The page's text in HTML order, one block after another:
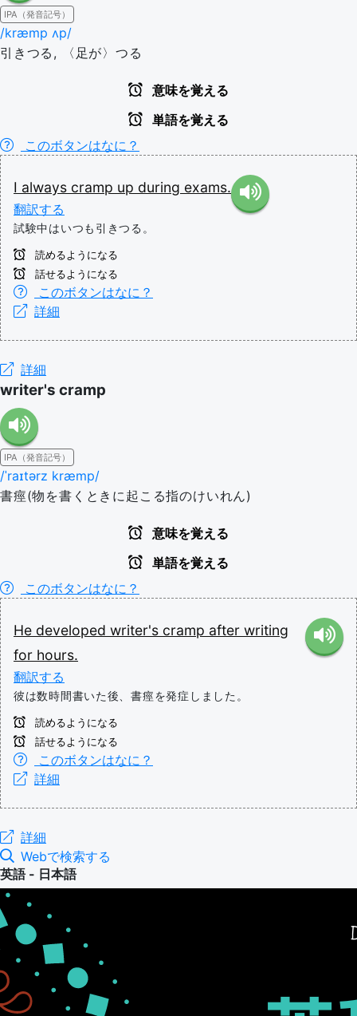
IPA（発音記号）
/kræmp ʌp/
引きつる, 〈足が〉つる
意味を覚える
単語を覚える
このボタンはなに？
I always cramp up during exams.
翻訳する
試験中はいつも引きつる。
読めるようになる
話せるようになる
このボタンはなに？
詳細
詳細
writer's cramp
IPA（発音記号）
/ˈraɪtərz kræmp/
書痙(物を書くときに起こる指のけいれん)
意味を覚える
単語を覚える
このボタンはなに？
He developed writer's cramp after writing
for hours.
翻訳する
彼は数時間書いた後、書痙を発症しました。
読めるようになる
話せるようになる
このボタンはなに？
詳細
詳細
Webで検索する
英語 - 日本語